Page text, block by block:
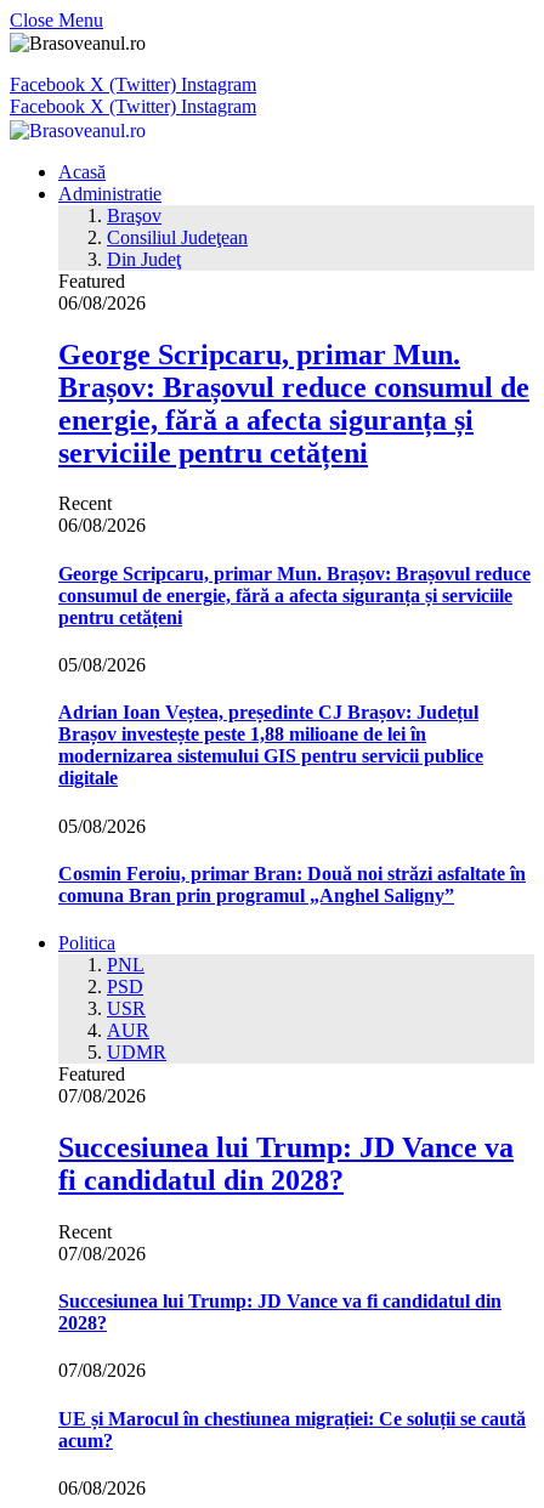
Close Menu
Facebook X (Twitter) Instagram
Facebook X (Twitter) Instagram
Acasă
Administratie
Braşov
Consiliul Judeţean
Din Judeţ
Featured
06/08/2026
George Scripcaru, primar Mun.
Brașov: Brașovul reduce consumul de
energie, fără a afecta siguranța și
serviciile pentru cetățeni
Recent
06/08/2026
George Scripcaru, primar Mun. Brașov: Brașovul reduce
consumul de energie, fără a afecta siguranța și serviciile
pentru cetățeni
05/08/2026
Adrian Ioan Veștea, președinte CJ Brașov: Județul
Brașov investește peste 1,88 milioane de lei în
modernizarea sistemului GIS pentru servicii publice
digitale
05/08/2026
Cosmin Feroiu, primar Bran: Două noi străzi asfaltate în
comuna Bran prin programul „Anghel Saligny”
Politica
PNL
PSD
USR
AUR
UDMR
Featured
07/08/2026
Succesiunea lui Trump: JD Vance va
fi candidatul din 2028?
Recent
07/08/2026
Succesiunea lui Trump: JD Vance va fi candidatul din
2028?
07/08/2026
UE și Marocul în chestiunea migrației: Ce soluții se caută
acum?
06/08/2026